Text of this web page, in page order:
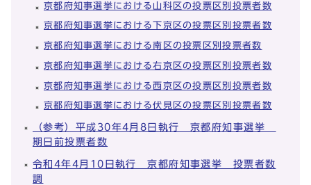
京都府知事選挙における山科区の投票区別投票者数
京都府知事選挙における下京区の投票区別投票者数
京都府知事選挙における南区の投票区別投票者数
京都府知事選挙における右京区の投票区別投票者数
京都府知事選挙における西京区の投票区別投票者数
京都府知事選挙における伏見区の投票区別投票者数
（参考）平成30年4月8日執行 京都府知事選挙
期日前投票者数
令和4年4月10日執行 京都府知事選挙 投票者数
調